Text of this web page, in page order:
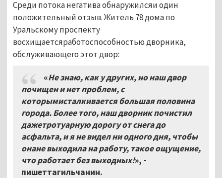
Среди потока негатива обнаружилсяи один
положительный отзыв. Житель 78 дома по
Уральскому проспекту
восхищаетсяработоспособностью дворника,
обслуживающего этот двор:
«Не знаю, как у других, но наш двор
почищен и нет проблем, с
которымисталкивается большая половина
города. Более того, наш дворник почистил
дажетротуарную дорогу от снега до
асфальта, и я не видел ни одного дня, чтобы
онане выходила на работу, такое ощущение,
что работает без выходных!», -
пишеттагильчанин.